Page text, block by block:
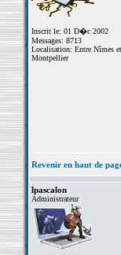
Inscrit le: 01 D�c 2002
Messages: 8713
Localisation: Entre Nîmes et
Montpellier
Revenir en haut de
lpascalon
Administrateur